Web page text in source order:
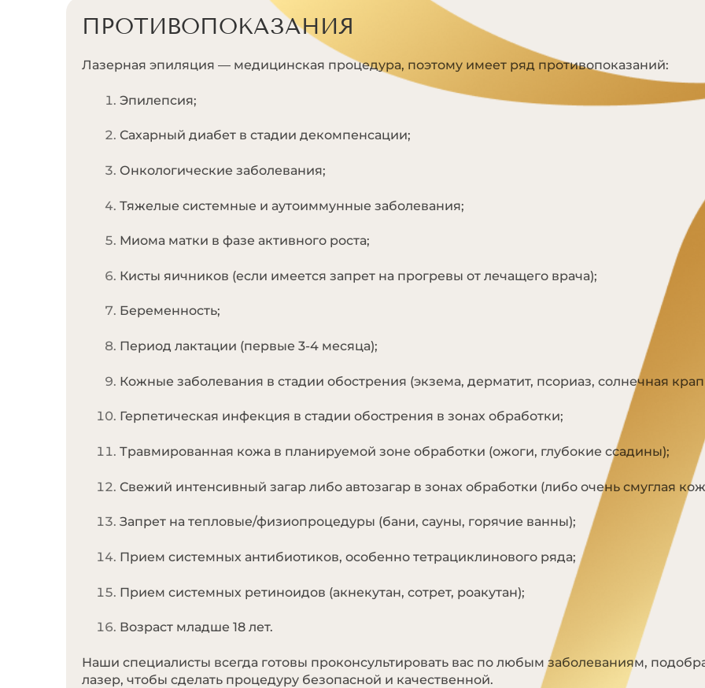
ПРОТИВОПОКАЗАНИЯ
Лазерная эпиляция — медицинская процедура, поэтому имеет ряд противопоказаний:
Эпилепсия;
Сахарный диабет в стадии декомпенсации;
Онкологические заболевания;
Тяжелые системные и аутоиммунные заболевания;
Миома матки в фазе активного роста;
Кисты яичников (если имеется запрет на прогревы от лечащего врача);
Беременность;
Период лактации (первые 3-4 месяца);
Кожные заболевания в стадии обострения (экзема, дерматит, псориаз, солнечная
Герпетическая инфекция в стадии обострения в зонах обработки;
Травмированная кожа в планируемой зоне обработки (ожоги, глубокие ссадины);
Свежий интенсивный загар либо автозагар в зонах обработки (либо очень смуглая
Запрет на тепловые/физиопроцедуры (бани, сауны, горячие ванны);
Прием системных антибиотиков, особенно тетрациклинового ряда;
Прием системных ретиноидов (акнекутан, сотрет, роакутан);
Возраст младше 18 лет.
Наши специалисты всегда готовы проконсультировать вас по любым заболеваниям,
лазер, чтобы сделать процедуру безопасной и качественной.